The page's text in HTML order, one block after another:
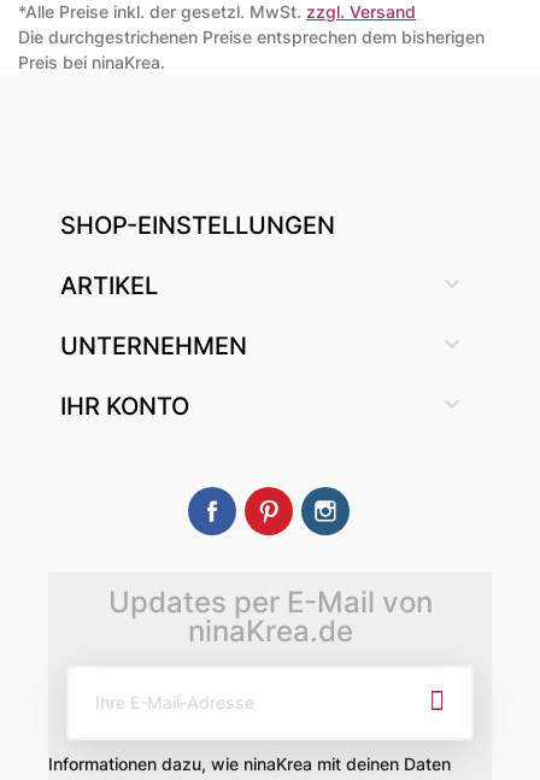
*Alle Preise inkl. der gesetzl. MwSt. zzgl. Versand
Die durchgestrichenen Preise entsprechen dem bisherigen
Preis bei ninaKrea.
SHOP-EINSTELLUNGEN
ARTIKEL 
UNTERNEHMEN 
IHR KONTO 
FacebookPinterest
Updates per E-Mail von
ninaKrea.de
Informationen dazu, wie ninaKrea mit deinen Daten